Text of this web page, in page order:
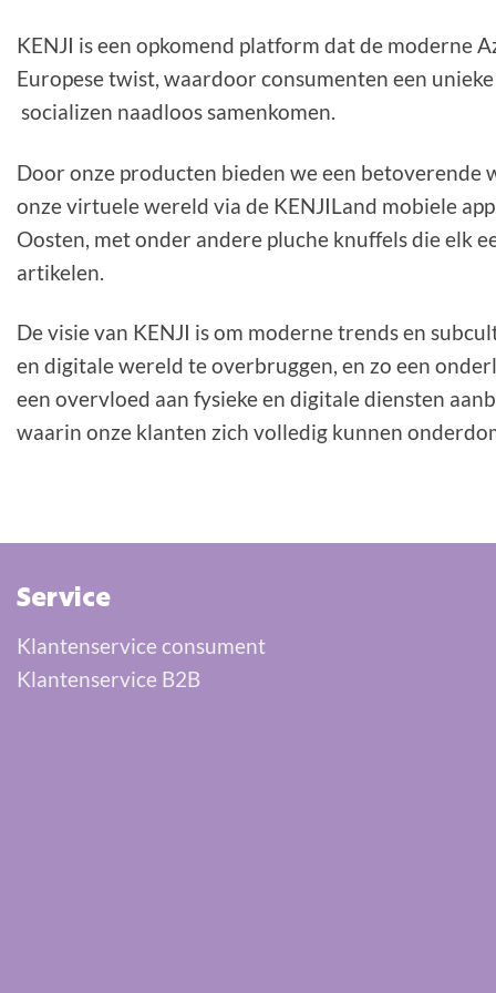
KENJI is een opkomend platform dat de moderne
Europese twist, waardoor consumenten een
socializen naadloos samenkomen.
Door onze producten bieden we een
onze virtuele wereld via de KENJILand mobiele
Oosten, met onder andere pluche knuffels die elk
artikelen.
De visie van KENJI is om moderne trends en
en digitale wereld te overbruggen, en zo een
een overvloed aan fysieke en digitale diensten
waarin onze klanten zich volledig kunnen
Service
Klantenservice consument
Klantenservice B2B